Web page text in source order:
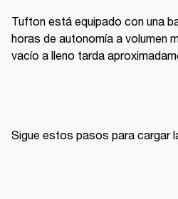
Tufton está equipado con una
horas de autonomía a volumen
vacío a lleno tarda
Sigue estos pasos para cargar